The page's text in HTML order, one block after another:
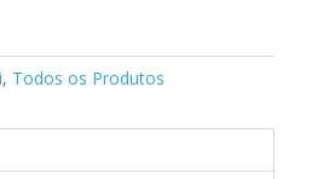
, Todos os Produtos